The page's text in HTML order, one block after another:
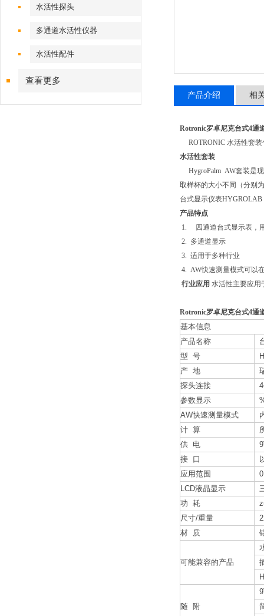
水活性探头
多通道水活性仪器
水活性配件
查看更多
产品介绍 相
Rotronic罗卓尼克台式4通
ROTRONIC 水活性套装
水活性套装
HygroPalm AW套装是
取样杯的大小不同（分别
台式显示仪表
产品特点
1. 四通道台式显示表，
2. 多通道显示
3. 适用于多种行业
4. AW快速测量模式可以
行业应用 水活性主要应用
Rotronic罗卓尼克台式4通
基本信息
产品名称
型 号
产 地
探头连接
参数显示
AW快速测量模式
计 算
供 电
接 口
应用范围
LCD液晶显示
功 耗
尺寸/重量
材 质
可能兼容的产品
随 附